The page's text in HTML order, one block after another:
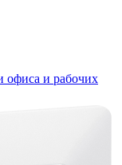
офиса и рабочих